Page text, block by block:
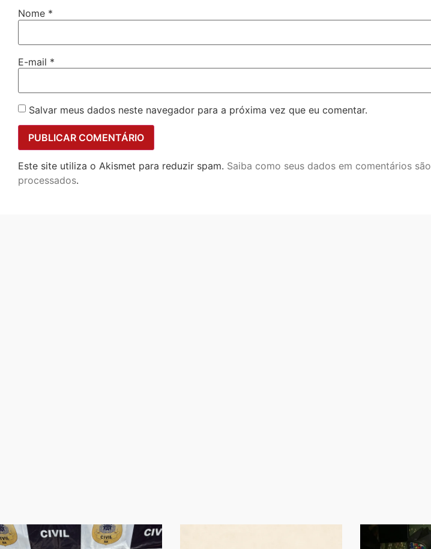
Nome *
E-mail *
Salvar meus dados neste navegador para a próxima vez que eu comentar.
Este site utiliza o Akismet para reduzir spam. Saiba como seus dados em comentários são
processados.